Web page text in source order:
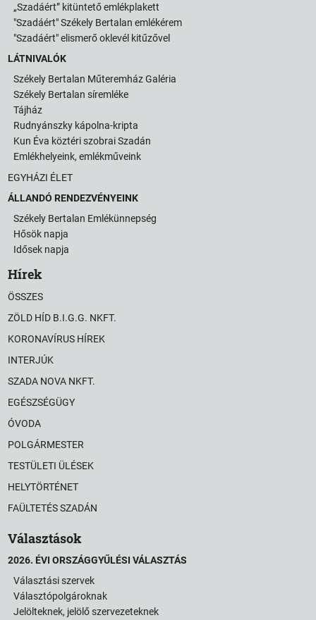
„Szadáért” kitüntető emlékplakett
"Szadáért" Székely Bertalan emlékérem
"Szadáért" elismerő oklevél kitűzővel
LÁTNIVALÓK
Székely Bertalan Műteremház Galéria
Székely Bertalan síremléke
Tájház
Rudnyánszky kápolna-kripta
Kun Éva köztéri szobrai Szadán
Emlékhelyeink, emlékműveink
EGYHÁZI ÉLET
ÁLLANDÓ RENDEZVÉNYEINK
Székely Bertalan Emlékünnepség
Hősök napja
Idősek napja
Hírek
ÖSSZES
ZÖLD HÍD B.I.G.G. NKFT.
KORONAVÍRUS HÍREK
INTERJÚK
SZADA NOVA NKFT.
EGÉSZSÉGÜGY
ÓVODA
POLGÁRMESTER
TESTÜLETI ÜLÉSEK
HELYTÖRTÉNET
FAÜLTETÉS SZADÁN
Választások
2026. ÉVI ORSZÁGGYŰLÉSI VÁLASZTÁS
Választási szervek
Választópolgároknak
Jelölteknek, jelölő szervezeteknek